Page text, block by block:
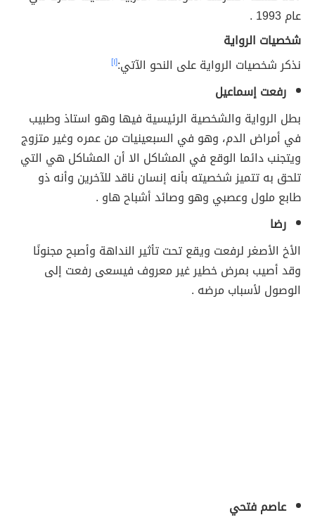
عام 1993 .
شخصيات الرواية
نذكر شخصيات الرواية على النحو الآتي:[١]
رفعت إسماعيل
بطل الرواية والشخصية الرئيسية فيها وهو استاذ وطبيب
في أمراض الدم، وهو في السبعينيات من عمره وغير متزوج
ويتجنب دائما الوقع في المشاكل الا أن المشاكل هي التي
تلحق به تتميز شخصيته بأنه إنسان ناقد للآخرين وأنه ذو
طابع ملول وعصبي وهو وصائد أشباح هاو .
رضا
الأخ الأصغر لرفعت ويقع تحت تأثير النداهة وأصبح مجنونًا
وقد أصيب بمرض خطير غير معروف فيسعى رفعت إلى
الوصول لأسباب مرضه .
عاصم فتحي